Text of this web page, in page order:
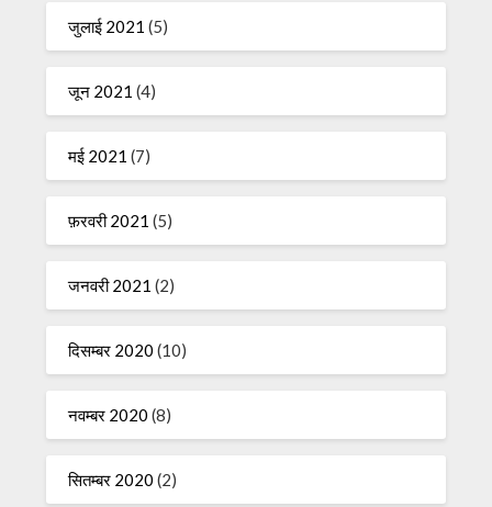
जुलाई 2021 (5)
जून 2021 (4)
मई 2021 (7)
फ़रवरी 2021 (5)
जनवरी 2021 (2)
दिसम्बर 2020 (10)
नवम्बर 2020 (8)
सितम्बर 2020 (2)